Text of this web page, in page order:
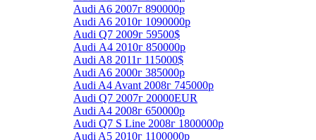
Audi A6 2007г 890000р
Audi A6 2010г 1090000р
Audi Q7 2009г 59500$
Audi А4 2010г 850000р
Audi A8 2011г 115000$
Audi A6 2000г 385000р
Audi A4 Avant 2008г 745000р
Audi Q7 2007г 20000EUR
Audi A4 2008г 650000р
Audi Q7 S Line 2008г 1800000р
Audi A5 2010г 1100000р